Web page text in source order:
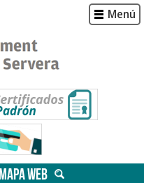
Menú
MAPA WEB